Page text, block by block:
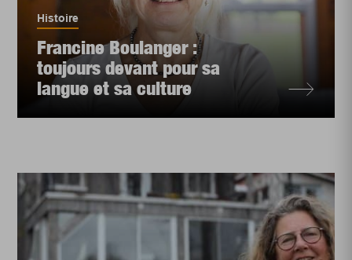
Histoire
Francine Boulanger :
toujours devant pour sa
langue et sa culture